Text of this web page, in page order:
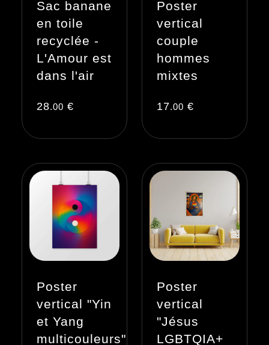
Sac banane
en toile
recyclée -
L'Amour est
dans l'air
28.00 €
Poster
vertical
couple
hommes
mixtes
17.00 €
Poster
vertical "Yin
et Yang
multicouleurs"
Poster
vertical
"Jésus
LGBTQIA+